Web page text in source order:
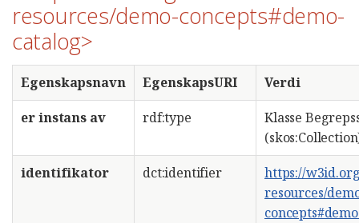
resources/demo-concepts#demo-
catalog>
Egenskapsnavn EgenskapsURI
Verdi
er instans av
rdf:type
Klasse
identifikator
dct:identifier
https://
resources/